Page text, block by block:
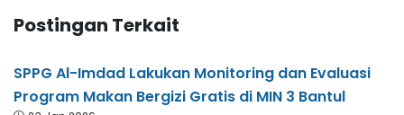
Postingan Terkait
SPPG Al-Imdad Lakukan Monitoring dan Evaluasi
Program Makan Bergizi Gratis di MIN 3 Bantul